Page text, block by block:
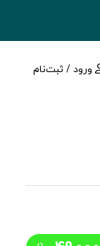
ورود / ثبت‌نام
ن